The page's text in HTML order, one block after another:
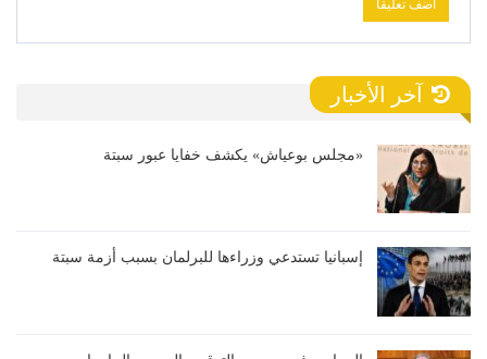
آخر الأخبار
«مجلس بوعياش» يكشف خفايا عبور سبتة
إسبانيا تستدعي وزراءها للبرلمان بسبب أزمة سبتة